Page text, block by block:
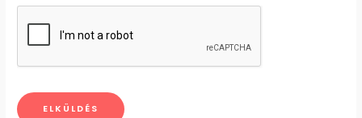
ELKÜLDÉS